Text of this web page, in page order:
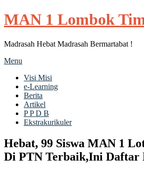
MAN 1 Lombok
Madrasah Hebat Madrasah Bermartabat !
Menu
Visi Misi
e-Learning
Berita
Artikel
P P D B
Ekstrakurikuler
Hebat, 99 Siswa MAN 1
Di PTN Terbaik,Ini Daftar